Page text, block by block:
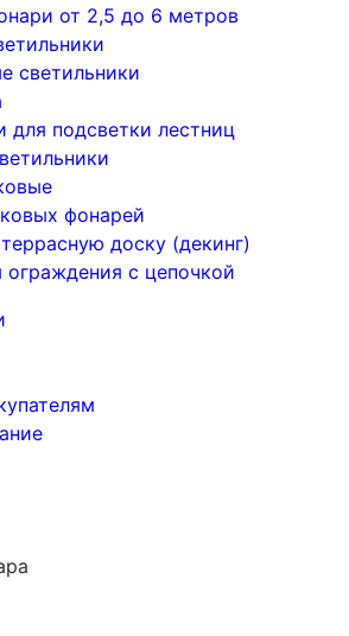
от 2,5 до 6 метров
светильники
для подсветки лестниц
фонарей
доску (декинг)
ограждения с цепочкой